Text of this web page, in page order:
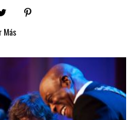
Más